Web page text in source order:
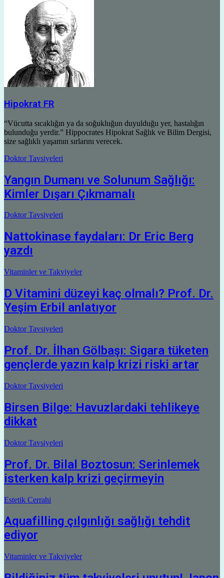
Hipokrat FR
“Vücutta sıcaklığın ya da soğukluğun duyulduğu yer, hastalığın
bulunduğu yerdir.” Hippocrates Hipokrat Sağlık ve Bilim Dergisi,
size sağlıklı yaşamın sırlarını verecek.
Doktor Tavsiyeleri
Yangın Dumanı ve Solunum Sağlığı:
Kimler Dışarı Çıkmamalı
Doktor Tavsiyeleri
Nattokinase faydaları: Dr Eric Berg
yazdı
Vitaminler ve Takviyeler
D Vitamini düzeyi kaç olmalı? Prof. Dr.
Yeşim Erbil anlatıyor
Doktor Tavsiyeleri
Prof. Dr. İlhan Gölbaşı: Sigara tüketen
gençlerde yazın kalp krizi riski artar
Doktor Tavsiyeleri
Birsen Bilge: Havuzlardaki tehlikeye
dikkat
Doktor Tavsiyeleri
Prof. Dr. Bilal Boztosun: Serinlemek
isterken kalp krizi geçirmeyin
Estetik Cerrahi
Aquafilling çılgınlığı sağlığı tehdit
ediyor
Vitaminler ve Takviyeler